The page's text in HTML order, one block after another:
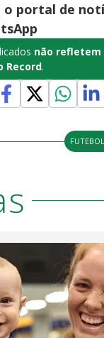
o portal de
não refletem
Record.